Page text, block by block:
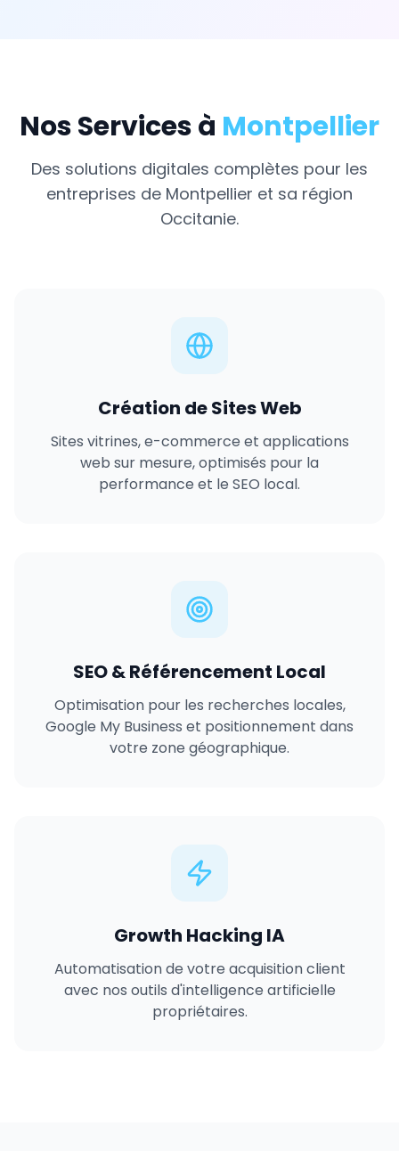
Nos Services à Montpellier
Des solutions digitales complètes pour les
entreprises de Montpellier et sa région
Occitanie.
Création de Sites Web
Sites vitrines, e-commerce et applications
web sur mesure, optimisés pour la
performance et le SEO local.
SEO & Référencement Local
Optimisation pour les recherches locales,
Google My Business et positionnement dans
votre zone géographique.
Growth Hacking IA
Automatisation de votre acquisition client
avec nos outils d'intelligence artificielle
propriétaires.